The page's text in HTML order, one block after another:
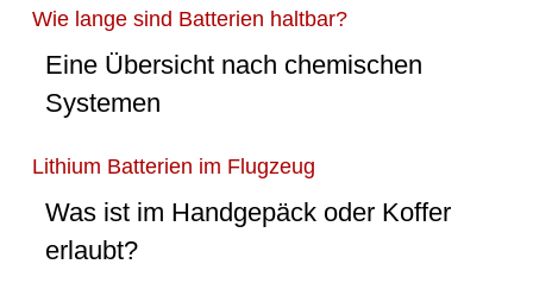
Wie lange sind Batterien haltbar?
Eine Übersicht nach chemischen
Systemen
Lithium Batterien im Flugzeug
Was ist im Handgepäck oder Koffer
erlaubt?